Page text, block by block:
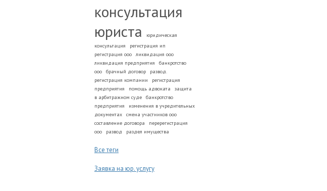
консультация
юриста
юридическая
консультация
регистрация ип
регистрация ооо
ликвидация ооо
ликвидация предприятия
банкротство
ооо
брачный договор
развод.
регистрация компании
регистрация
предприятия
помощь адвоката
защита
в арбитражном суде
банкротство
предприятия
изменения в учредительных
документах
смена участников ооо
составление договора
перерегистрация
ооо
развод раздел имущества
Все теги
Заявка на юр. услугу